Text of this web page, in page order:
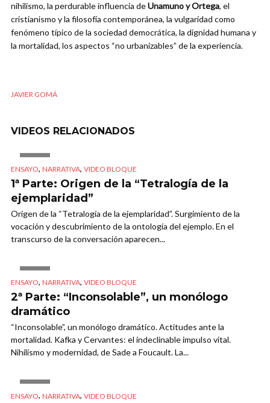
nihilismo, la perdurable influencia deUnamuno y Ortega, el
cristianismo y la filosofía contemporánea, la vulgaridad como
fenómeno típico de la sociedad democrática, la dignidad humana y
la mortalidad, los aspectos “no urbanizables” de la experiencia.
JAVIER GOMÁ
VIDEOS RELACIONADOS
ENSAYO, NARRATIVA, VIDEO BLOQUE
1ª Parte: Origen de la “Tetralogía de la
ejemplaridad”
Origen de la “Tetralogía de la ejemplaridad”. Surgimiento de la
vocación y descubrimiento de la ontología del ejemplo. En el
transcurso de la conversación aparecen...
ENSAYO, NARRATIVA, VIDEO BLOQUE
2ª Parte: “Inconsolable”, un monólogo
dramático
“Inconsolable”, un monólogo dramático. Actitudes ante la
mortalidad. Kafka y Cervantes: el indeclinable impulso vital.
Nihilismo y modernidad, de Sade a Foucault. La...
ENSAYO, NARRATIVA, VIDEO BLOQUE